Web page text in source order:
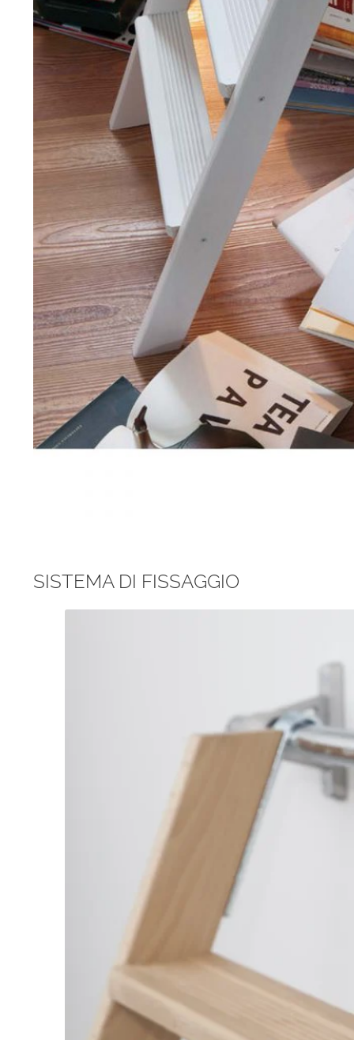
SISTEMA DI FISSAGGIO